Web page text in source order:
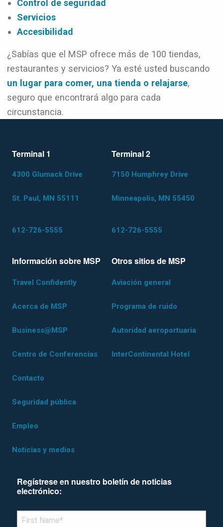
Control de seguridad
Servicios
Accesibilidad
¿Sabías que el MSP ofrece más de 100 tiendas,
restaurantes y servicios? Ya esté usted buscando
un lugar para comer, una tienda o relajarse,
seguro que encontrará algo para cada
circunstancia.
Terminal 1
4300 Glumack Drive
St. Paul, MN 55111
612-726-5555
Terminal 2
7150 Humphrey Drive
Minneapolis, MN 55450
612-726-5555
Información sobre MSP
Travel Confidently
Acerca de MSP
Business@MSP
Centro de Conferencias
Contacto
Seguridad pública
Empleo
Noticias y medios
Otros sitios de MSP
Aviación general
Programa de ruido
Autoridad aeroportuaria
InterContinental Hotel
Regístrese en nuestro boletín de noticias
electrónico:
*Denotes required field
FIRST NAME